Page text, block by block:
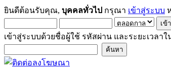
ยินดีต้อนรับคุณ, บุคคลทั่วไป กรุณา เข้าสู่ระบบ
เข้าสู่ระบบด้วยชื่อผู้ใช้ รหัสผ่าน และระยะเวลา